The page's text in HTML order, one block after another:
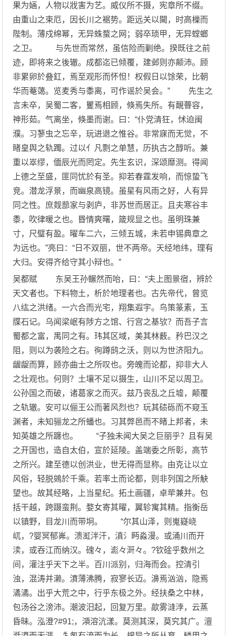
果为婳，人物以戕害为艺。威仪所不摄，宪章所不缀。
由重山之束厄，因长川之裾势。距远关以闚，时高樔而
陛制。薄戍绵幂，无异蛛蝥之网；弱卒琐甲，无异螳螂
之卫。 与先世而常然，虽信险而剿绝。揆既往之前
迹，即将来之後辙。成都迄已倾覆，建邺则亦颠沛。顾
非累卵於叠釭，焉至观形而怀怛！权假日以馀荣，比朝
华而菴蔼。览麦秀与黍离，可作谣於吴会。” 先生之
言未卒，吴蜀二客，矍焉相顾，倏焉失所。有靦瞢容，
神形茹。气离坐，倏墨而谢。曰：“仆党清狂，怵迫闽
濮。习蓼虫之忘辛，玩进退之惟谷。非常寐而无觉，不
睹皇舆之轨躅。过以亻凡剽之单慧，历执古之醇听。兼
重以崒缪，偭辰光而罔定。先生玄识，深颂靡测。得闻
上德之至盛，匪同忧於有圣。抑若春霆发响，而惊蛰飞
竞。潜龙浮景，而幽泉高镜。虽星有风雨之好，人有异
同之性。庶觌蔀家与剥庐，非苏世而居正。且夫寒谷丰
黍，吹律暖之也。昬情爽曙，箴规显之也。虽明珠兼
寸，尺璧有盈。曜车二六，三倾五城，未若申锡典章之
为远也。”亮曰：“日不双丽，世不两帝。天经地纬，理有
大归。安得齐给守其小辩也。”
吴都赋 东吴王孙冁然而咍，曰：“夫上图景宿，辨於
天文者也。下料物土，析於地理者也。古先帝代，曾览
八纮之洪绪。一六合而光宅，翔集遐宇。鸟策篆素，玉
牒石记。乌闻梁岷有陟方之馆、行宫之基欤？而吾子言
蜀都之富，禺同之有。玮其区域，美其林薮。矜巴汉之
阻，则以为袭险之右。徇蹲鸱之沃，则以为世济阳九。
龌龊而算，顾亦曲士之所叹也。旁魄而论都，抑非大人
之壮观也。何则？土壤不足以摄生，山川不足以周卫。
公孙国之而破，诸葛家之而灭。兹乃丧乱之丘墟，颠覆
之轨辙。安可以俪王公而著风烈也？玩其碛砾而不窥玉
渊者，未知骊龙之所蟠也。习其弊邑而不睹上邦者，未
知英雄之所躔也。 “子独未闻大吴之巨丽乎？且有吴
之开国也，造自太伯，宣於延陵。盖端委之所彰，高节
之所兴。建至德以创洪业，世无得而显称。由克让以立
风俗，轻脱鵕於千乘。若率土而论都，则非列国之所觖
望也。故其经略，上当星纪。拓土画疆，卓荦兼并。包
括干越，跨蹑蛮荆。婺女寄其曜，翼轸寓其精。指衡岳
以镇野，目龙川而带坰。 “尔其山泽，则嵬嶷峣
屼，?婴冥郁岪。溃渱泮汗，滇氵眄淼漫。或涌川而开
渎，或吞江而纳汉。磈々，滮々涆々。?钦碒乎数州之
间，灌注乎天下之半。百川派别，归海而会。控清引
浊，混涛并濑。濆薄沸腾，寂寥长迈。濞焉汹汹，隐焉
潏潏。出乎大荒之中，行乎东极之外。经扶桑之中林，
包汤谷之滂沛。潮波汨起，回复万里。歊雾漨浡，云蒸
昏昧。泓澄?#91;，澒溶沆漾。莫测其深，莫究其广。澶